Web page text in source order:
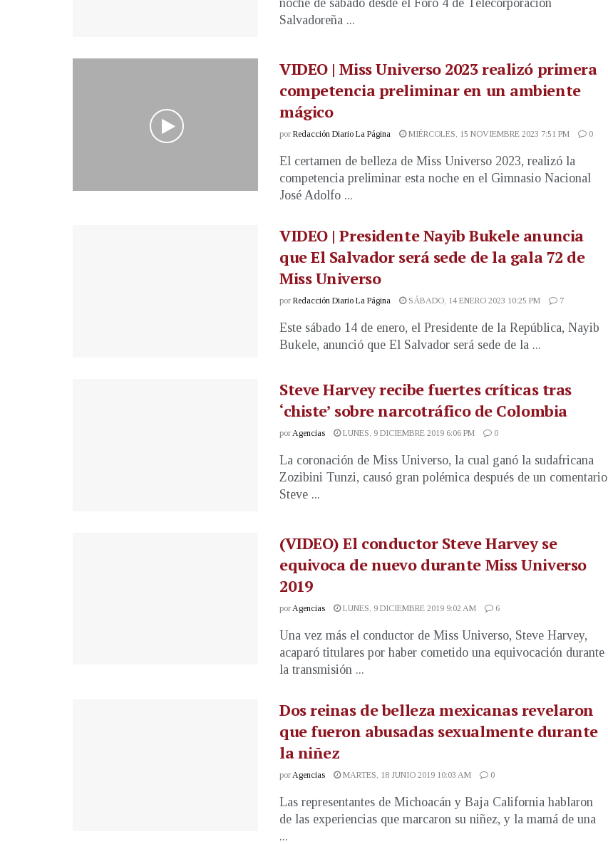
Salvadoreña ...
VIDEO | Miss Universo 2023 realizó primera
competencia preliminar en un ambiente
mágico
por Redacción Diario La Página MIÉRCOLES, 15 NOVIEMBRE 2023 7:51 PM 0
El certamen de belleza de Miss Universo 2023, realizó la
competencia preliminar esta noche en el Gimnasio Nacional
José Adolfo ...
VIDEO | Presidente Nayib Bukele anuncia
que El Salvador será sede de la gala 72 de
Miss Universo
por Redacción Diario La Página SÁBADO, 14 ENERO 2023 10:25 PM 7
Este sábado 14 de enero, el Presidente de la República, Nayib
Bukele, anunció que El Salvador será sede de la ...
Steve Harvey recibe fuertes críticas tras
‘chiste’ sobre narcotráfico de Colombia
por Agencias LUNES, 9 DICIEMBRE 2019 6:06 PM 0
La coronación de Miss Universo, la cual ganó la sudafricana
Zozibini Tunzi, causó gran polémica después de un comentario
Steve ...
(VIDEO) El conductor Steve Harvey se
equivoca de nuevo durante Miss Universo
2019
por Agencias LUNES, 9 DICIEMBRE 2019 9:02 AM 6
Una vez más el conductor de Miss Universo, Steve Harvey,
acaparó titulares por haber cometido una equivocación durante
la transmisión ...
Dos reinas de belleza mexicanas revelaron
que fueron abusadas sexualmente durante
la niñez
por Agencias MARTES, 18 JUNIO 2019 10:03 AM 0
Las representantes de Michoacán y Baja California hablaron
de las experiencias que marcaron su niñez, y la mamá de una
...